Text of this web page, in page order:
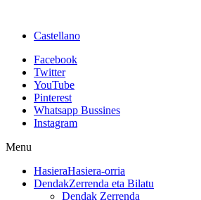
Castellano
Facebook
Twitter
YouTube
Pinterest
Whatsapp Bussines
Instagram
Menu
HasieraHasiera-orria
DendakZerrenda eta Bilatu
Dendak Zerrenda